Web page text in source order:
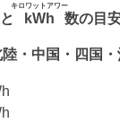
kWh
キロワットアワー
数の目安
・中国・四国